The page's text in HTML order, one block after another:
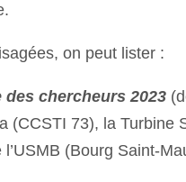
on peut lister :
chercheurs 2023
(CCSTI 73), la Turbine
(Bourg Saint-